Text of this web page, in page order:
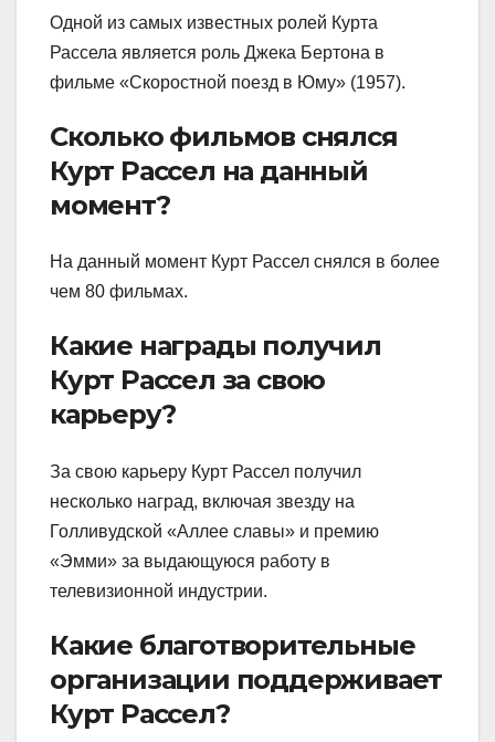
Одной из самых известных ролей Курта
Рассела является роль Джека Бертона в
фильме «Скоростной поезд в Юму» (1957).
Сколько фильмов снялся
Курт Рассел на данный
момент?
На данный момент Курт Рассел снялся в более
чем 80 фильмах.
Какие награды получил
Курт Рассел за свою
карьеру?
За свою карьеру Курт Рассел получил
несколько наград, включая звезду на
Голливудской «Аллее славы» и премию
«Эмми» за выдающуюся работу в
телевизионной индустрии.
Какие благотворительные
организации поддерживает
Курт Рассел?